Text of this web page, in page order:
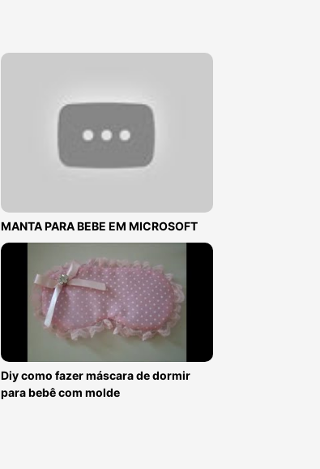
MANTA PARA BEBE EM MICROSOFT
Diy como fazer máscara de dormir
para bebê com molde